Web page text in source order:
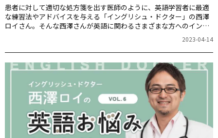
患者に対して適切な処方箋を出す医師のように、英語学習者に最適
な練習法やアドバイスを与える「イングリシュ・ドクター」の西澤
ロイさん。そんな西澤さんが英語に関わるさまざまな方へのインタ
ビューをするYouTube動画＜西澤ロイの頑張らない英語＞の、特に
2023-04-14